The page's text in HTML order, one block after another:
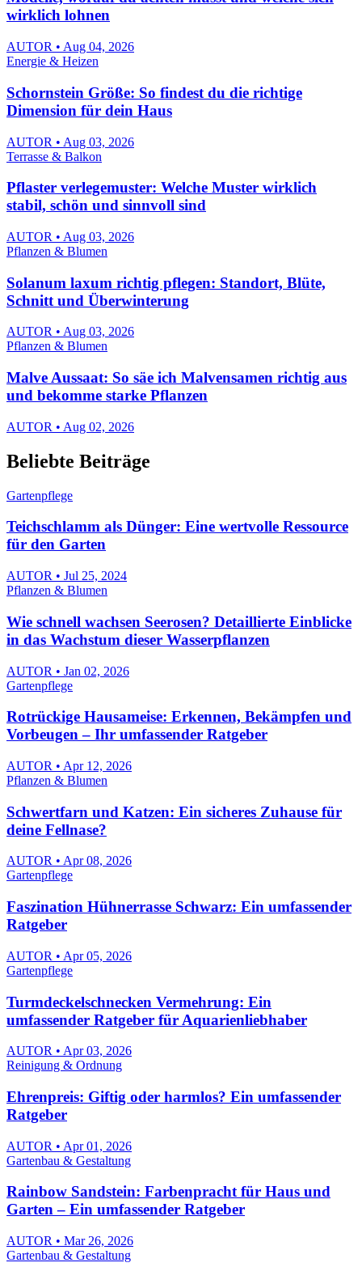
wirklich lohnen
AUTOR • Aug 04, 2026
Energie & Heizen
Schornstein Größe: So findest du die richtige
Dimension für dein Haus
AUTOR • Aug 03, 2026
Terrasse & Balkon
Pflaster verlegemuster: Welche Muster wirklich
stabil, schön und sinnvoll sind
AUTOR • Aug 03, 2026
Pflanzen & Blumen
Solanum laxum richtig pflegen: Standort, Blüte,
Schnitt und Überwinterung
AUTOR • Aug 03, 2026
Pflanzen & Blumen
Malve Aussaat: So säe ich Malvensamen richtig aus
und bekomme starke Pflanzen
AUTOR • Aug 02, 2026
Beliebte Beiträge
Gartenpflege
Teichschlamm als Dünger: Eine wertvolle Ressource
für den Garten
AUTOR • Jul 25, 2024
Pflanzen & Blumen
Wie schnell wachsen Seerosen? Detaillierte Einblicke
in das Wachstum dieser Wasserpflanzen
AUTOR • Jan 02, 2026
Gartenpflege
Rotrückige Hausameise: Erkennen, Bekämpfen und
Vorbeugen – Ihr umfassender Ratgeber
AUTOR • Apr 12, 2026
Pflanzen & Blumen
Schwertfarn und Katzen: Ein sicheres Zuhause für
deine Fellnase?
AUTOR • Apr 08, 2026
Gartenpflege
Faszination Hühnerrasse Schwarz: Ein umfassender
Ratgeber
AUTOR • Apr 05, 2026
Gartenpflege
Turmdeckelschnecken Vermehrung: Ein
umfassender Ratgeber für Aquarienliebhaber
AUTOR • Apr 03, 2026
Reinigung & Ordnung
Ehrenpreis: Giftig oder harmlos? Ein umfassender
Ratgeber
AUTOR • Apr 01, 2026
Gartenbau & Gestaltung
Rainbow Sandstein: Farbenpracht für Haus und
Garten – Ein umfassender Ratgeber
AUTOR • Mar 26, 2026
Gartenbau & Gestaltung